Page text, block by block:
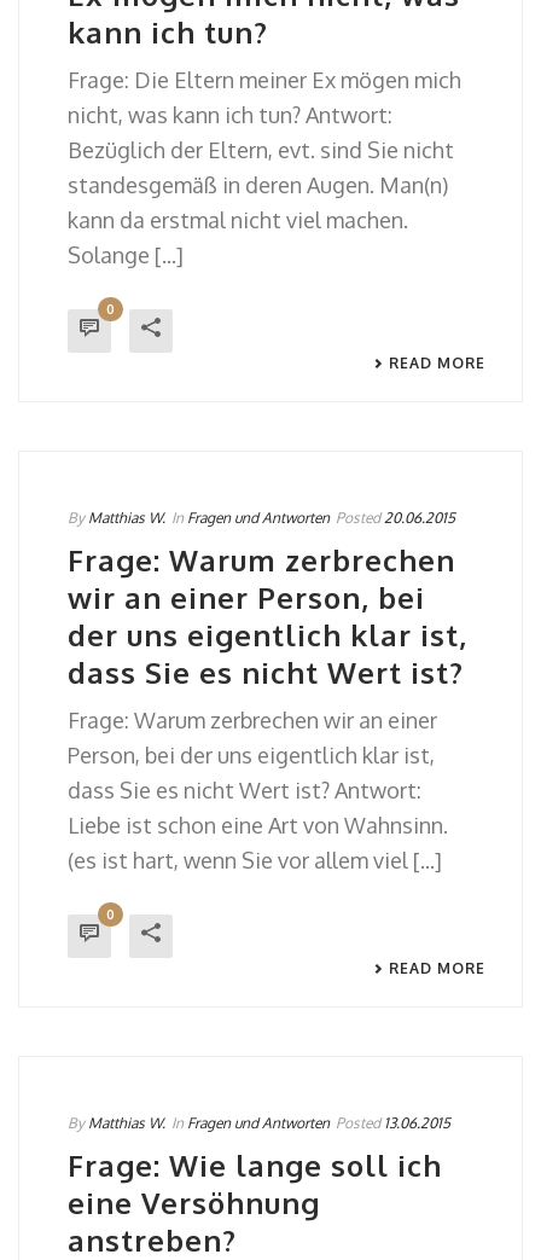
kann ich tun?
Frage: Die Eltern meiner Ex mögen mich
nicht, was kann ich tun? Antwort:
Bezüglich der Eltern, evt. sind Sie nicht
standesgemäß in deren Augen. Man(n)
kann da erstmal nicht viel machen.
Solange [...]
0
READ MORE
By Matthias W. In Fragen und Antworten Posted 20.06.2015
Frage: Warum zerbrechen
wir an einer Person, bei
der uns eigentlich klar ist,
dass Sie es nicht Wert ist?
Frage: Warum zerbrechen wir an einer
Person, bei der uns eigentlich klar ist,
dass Sie es nicht Wert ist? Antwort:
Liebe ist schon eine Art von Wahnsinn.
(es ist hart, wenn Sie vor allem viel [...]
0
READ MORE
By Matthias W. In Fragen und Antworten Posted 13.06.2015
Frage: Wie lange soll ich
eine Versöhnung
anstreben?